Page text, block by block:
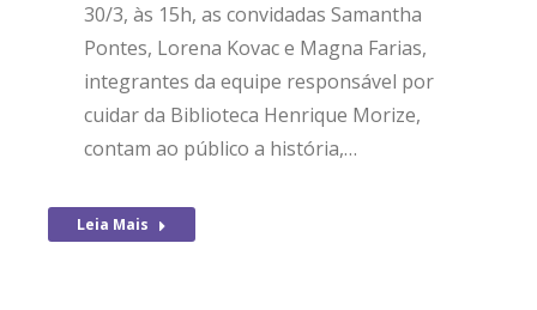
30/3, às 15h, as convidadas Samantha
Pontes, Lorena Kovac e Magna Farias,
integrantes da equipe responsável por
cuidar da Biblioteca Henrique Morize,
contam ao público a história,…
Leia Mais